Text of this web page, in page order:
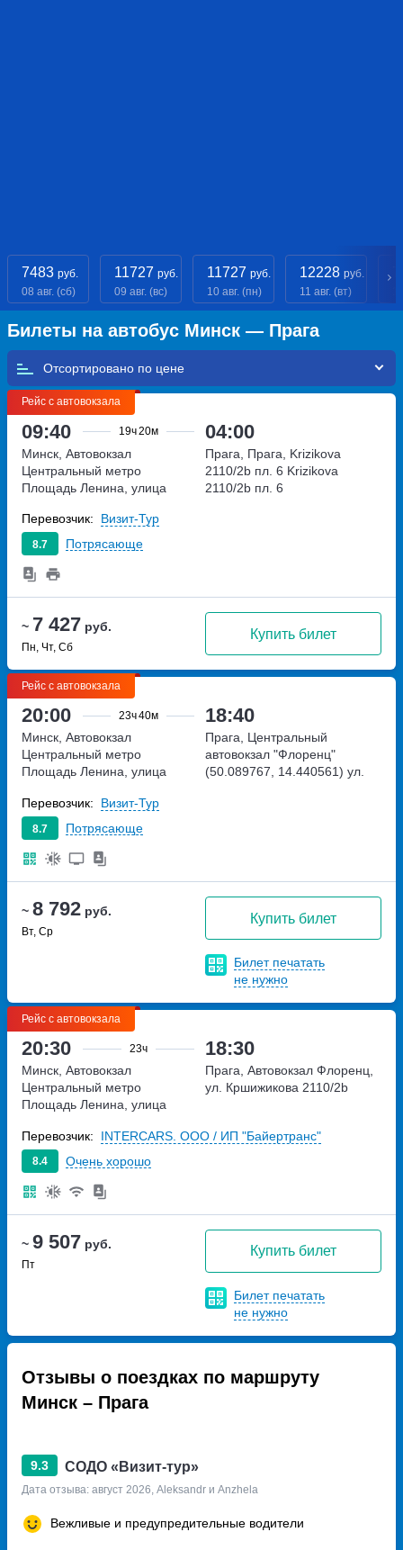
7483 руб.
08 авг. (сб)
11727 руб.
09 авг. (вс)
11727 руб.
10 авг. (пн)
12228 руб.
11 авг. (вт)
Билеты на автобус Минск — Прага
Отсортировано по
Рейс с автовокзала
09:40 19ч20м 04:00
~ 7 427 руб.
Пн, Чт, Сб
Купить билет
Минск, Автовокзал
Центральный метро
Площадь Ленина, улица
Прага, Прага, Krizikova
2110/2b пл. 6 Krizikova
2110/2b пл. 6
8.7 Потрясающе
Перевозчик: Визит-Тур
Рейс с автовокзала
20:00 23ч40м 18:40
~ 8 792 руб.
Вт, Ср
Купить билет
Билет печатать
не нужно
Минск, Автовокзал
Центральный метро
Площадь Ленина, улица
Прага, Центральный
автовокзал "Флоренц"
(50.089767, 14.440561) ул.
8.7 Потрясающе
Перевозчик: Визит-Тур
Рейс с автовокзала
20:30 23ч 18:30
~ 9 507 руб.
Пт
Купить билет
Билет печатать
не нужно
Минск, Автовокзал
Центральный метро
Площадь Ленина, улица
Прага, Автовокзал Флоренц,
ул. Кршижикова 2110/2b
8.4 Очень хорошо
Перевозчик: INTERCARS. ООО / ИП "Байертранс"
Отзывы о поездках по маршруту
Минск – Прага
9.3 СОДО «Визит-тур»
Дата отзыва: август 2026, Aleksandr и Anzhela
Вежливые и предупредительные водители